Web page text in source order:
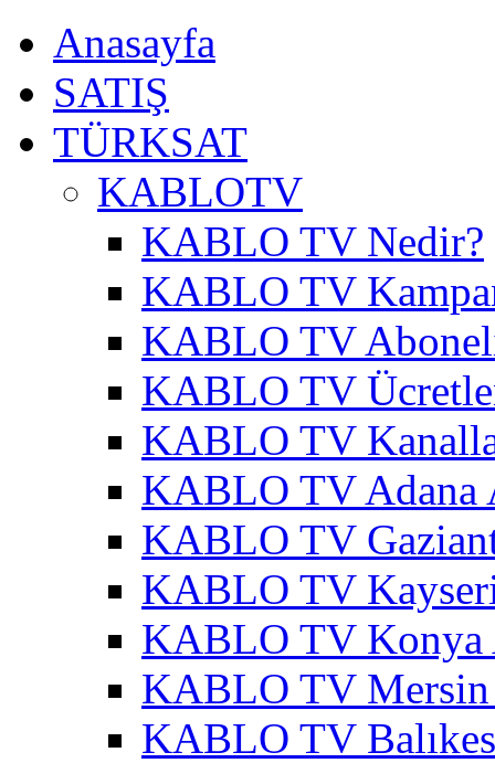
Anasayfa
SATIŞ
TÜRKSAT
KABLOTV
KABLO TV Nedir?
KABLO TV
KABLO TV
KABLO TV
KABLO TV
KABLO TV Adana
KABLO TV
KABLO TV
KABLO TV Konya
KABLO TV
KABLO TV